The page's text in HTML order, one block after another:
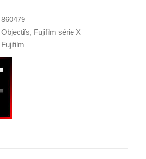
860479
Objectifs, Fujifilm série X
Fujifilm